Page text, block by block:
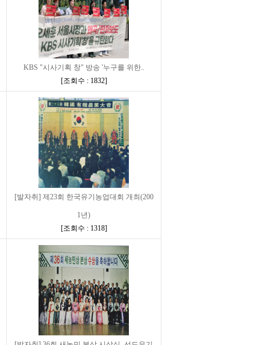
KBS "시사기획 창" 방송 '누구를 위한..
[조회수 : 1832]
[발자취] 제23회 한국유기농업대회 개최(200
1년)
[조회수 : 1318]